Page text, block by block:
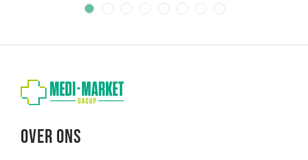
Over ons